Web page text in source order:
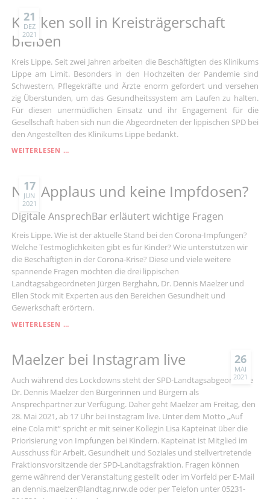
SCHUTZSCHIRM
21
DEZ
2021
Kliniken soll in Kreisträgerschaft
bleiben
Kreis Lippe. Seit zwei Jahren arbeiten die Beschäftigten des Klinikums
Lippe am Limit. Besonders in den Hochzeiten der Pandemie sind
Schwestern, Pflegekräfte und Ärzte enorm gefordert und versehen
zig Überstunden, um das Gesundheitssystem am Laufen zu halten.
Für diesen unermüdlichen Einsatz und ihr Engagement für die
Gesellschaft haben sich nun die Abgeordneten der lippischen SPD bei
den Angestellten des Klinikums Lippe bedankt.
WEITERLESEN …KLINIKEN
BLEIBEN
17
JUN
2021
Nur Applaus und keine Impfdosen?
Digitale AnsprechBar erläutert wichtige Fragen
Kreis Lippe. Wie ist der aktuelle Stand bei den Corona-Impfungen?
Welche Testmöglichkeiten gibt es für Kinder? Wie unterstützen wir
die Beschäftigten in der Corona-Krise? Diese und viele weitere
spannende Fragen möchten die drei lippischen
Landtagsabgeordneten Jürgen Berghahn, Dr. Dennis Maelzer und
Ellen Stock mit Experten aus den Bereichen Gesundheit und
Gewerkschaft erörtern.
WEITERLESEN …
KEINE
IMPFDOSEN?
26
MAI
2021
Maelzer bei Instagram live
Auch während des Lockdowns steht der SPD-Landtagsabgeordnete
Dr. Dennis Maelzer den Bürgerinnen und Bürgern als
Ansprechpartner zur Verfügung. Daher geht Maelzer am Freitag, den
28. Mai 2021, ab 17 Uhr bei Instagram live. Unter dem Motto „Auf
eine Cola mit“ spricht er mit seiner Kollegin Lisa Kapteinat über die
Priorisierung von Impfungen bei Kindern. Kapteinat ist Mitglied im
Ausschuss für Arbeit, Gesundheit und Soziales und stellvertretende
Fraktionsvorsitzende der SPD-Landtagsfraktion. Fragen können
gerne während der Veranstaltung gestellt oder im Vorfeld per E-Mail
an dennis.maelzer@landtag.nrw.de oder per Telefon unter 05231-